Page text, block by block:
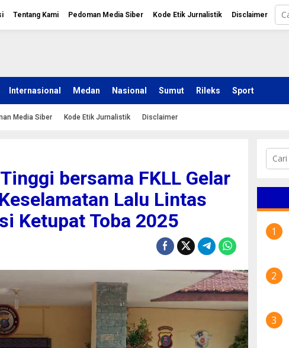
Tentang Kami Pedoman Media Siber Kode Etik Jurnalistik Disclaimer
Internasional Medan Nasional Sumut Rileks Sport
Media Siber Kode Etik Jurnalistik Disclaimer
bersama FKLL Gelar
Lalu Lintas
Ketupat Toba 2025
C
i
n
u
k
1
2
3